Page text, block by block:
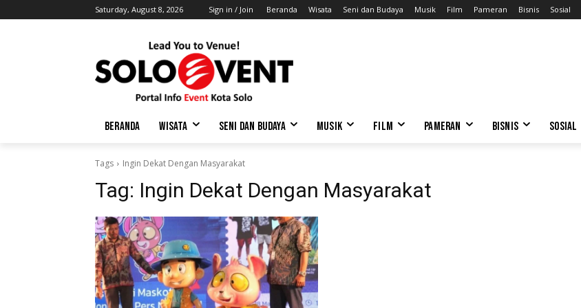
Saturday, August 8, 2026 Sign in / Join Beranda Wisata Seni dan Budaya Musik Film Pameran Bisnis Sosial
BERANDA WISATA SENI DAN BUDAYA MUSIK FILM PAMERAN BISNIS SOSIAL
Tags Ingin Dekat Dengan Masyarakat
Tag: Ingin Dekat Dengan Masyarakat